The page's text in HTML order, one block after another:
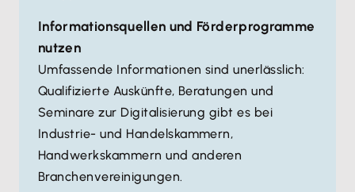
Informationsquellen und Förderprogramme
nutzen
Umfassende Informationen sind unerlässlich:
Qualifizierte Auskünfte, Beratungen und
Seminare zur Digitalisierung gibt es bei
Industrie- und Handelskammern,
Handwerkskammern und anderen
Branchenvereinigungen.